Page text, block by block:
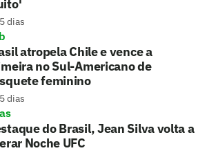
dias
atropela Chile e vence a
no Sul-Americano de
feminino
dias
do Brasil, Jean Silva volta a
Noche UFC